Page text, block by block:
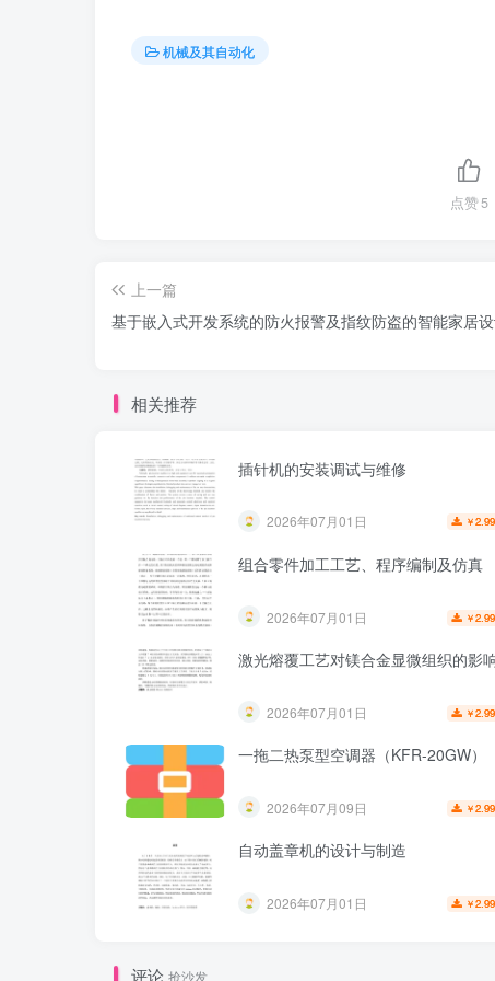
机械及其自动化
点赞5
上一篇
基于嵌入式开发系统的防火报警及指纹防盗的智能家居
相关推荐
插针机的安装调试与维修
2026年07月01日 ￥2.99
组合零件加工工艺、程序编制及仿真
2026年07月01日 ￥2.99
激光熔覆工艺对镁合金显微组织的影
2026年07月01日 ￥2.99
一拖二热泵型空调器（KFR-20GW）
2026年07月09日 ￥2.99
自动盖章机的设计与制造
2026年07月01日 ￥2.99
评论 抢沙发